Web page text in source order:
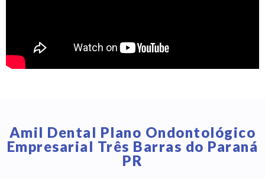
Amil Dental Plano Ondontológico
Empresarial Três Barras do Paraná
PR